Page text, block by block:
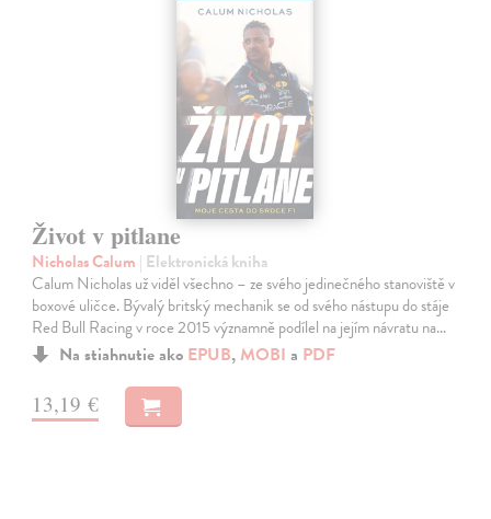
Život v pitlane
Nicholas Calum | Elektronická kniha
Calum Nicholas už viděl všechno – ze svého jedinečného stanoviště v
boxové uličce. Bývalý britský mechanik se od svého nástupu do stáje
Red Bull Racing v roce 2015 významně podílel na jejím návratu na…
Na stiahnutie ako EPUB, MOBI a PDF
13,19 €